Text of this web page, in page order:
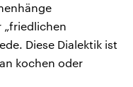
Diese Dialektik ist
kochen oder